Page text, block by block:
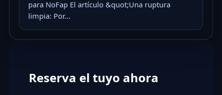
para NoFap El artículo &quot;Una ruptura
limpia: Por...
Reserva el tuyo ahora